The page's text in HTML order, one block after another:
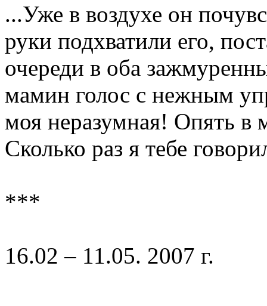
...Уже в воздухе он
руки подхватили его,
очереди в оба
мамин голос с нежным
моя неразумная! Опять в
Сколько раз я тебе
***
16.02 – 11.05. 2007 г.